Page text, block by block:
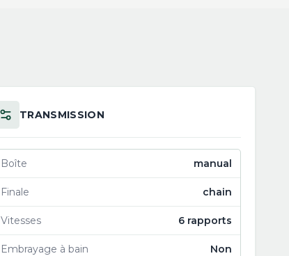
TRANSMISSION
Boîte manual
Finale chain
Vitesses 6 rapports
Embrayage à bain Non